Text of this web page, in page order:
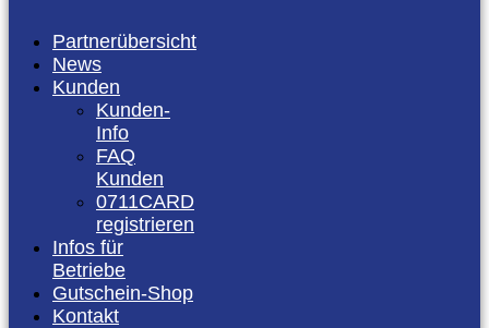
Partnerübersicht
News
Kunden
Kunden-
Info
FAQ
Kunden
0711CARD
registrieren
Infos für
Betriebe
Gutschein-Shop
Kontakt